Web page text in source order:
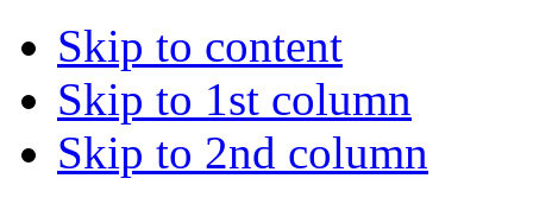
Skip to content
Skip to 1st column
Skip to 2nd column